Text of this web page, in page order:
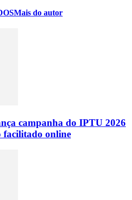
Mais do autor
campanha do IPTU 2026
facilitado online